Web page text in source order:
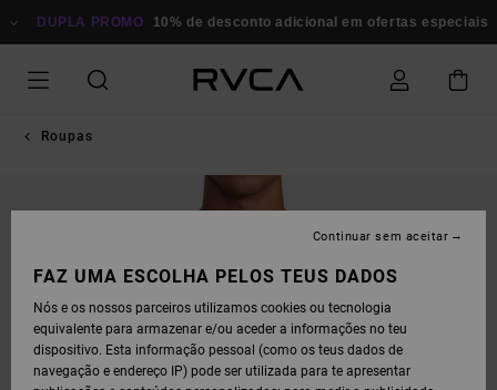
PARA
DUPLA PROMO 10% de desconto adicional em ofertas especiais
Roupas
FAZ UMA ESCOLHA PELOS TEUS DADOS
Nós e os nossos parceiros utilizamos cookies ou tecnologia
equivalente para armazenar e/ou aceder a informações no teu
dispositivo. Esta informação pessoal (como os teus dados de
navegação e endereço IP) pode ser utilizada para te apresentar
Continuar sem aceitar